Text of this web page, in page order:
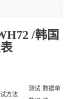
/韩国
方法
测试 数据单